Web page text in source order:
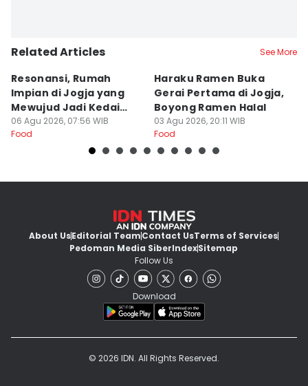
Related Articles See More
Resonansi, Rumah
Impian di Jogja yang
Mewujud Jadi Kedai
Ramen dan Burger
06 Agu 2026, 07:56 WIB
Food
Haraku Ramen Buka
Gerai Pertama di Jogja,
Boyong Ramen Halal
03 Agu 2026, 20:11 WIB
Food
About UsEditorial TeamContact UsTerms of Services
Pedoman Media SiberIndexSitemap
Follow Us
Download
© 2026 IDN. All Rights Reserved.